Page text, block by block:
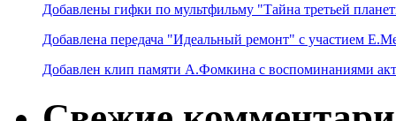
Добавлены гифки по мультфильму "Тайна третьей
Добавлена передача "Идеальный ремонт" с участием
Добавлен клип памяти А.Фомкина с воспоминаниями